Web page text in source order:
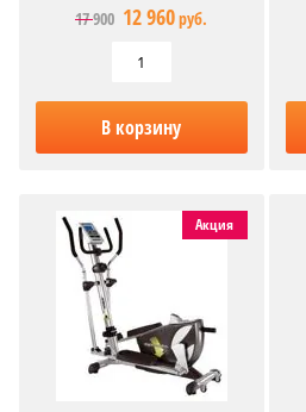
17 900 12 960руб.
В корзину
Акция